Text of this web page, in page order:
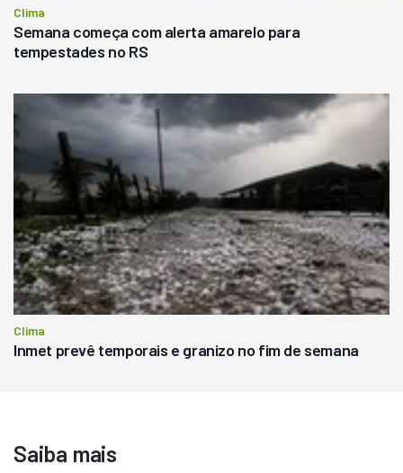
Clima
Semana começa com alerta amarelo para
tempestades no RS
Clima
Inmet prevê temporais e granizo no fim de semana
Saiba mais